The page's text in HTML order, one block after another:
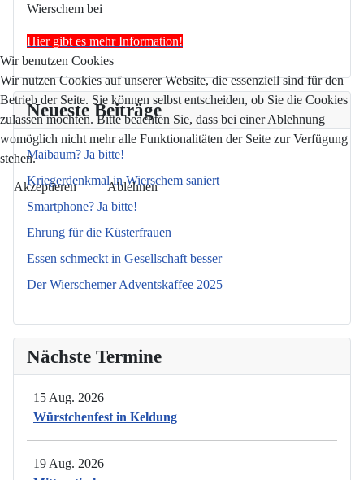
Wierschem bei
Hier gibt es mehr Information!
Neueste Beiträge
Maibaum? Ja bitte!
Kriegerdenkmal in Wierschem saniert
Smartphone? Ja bitte!
Ehrung für die Küsterfrauen
Essen schmeckt in Gesellschaft besser
Der Wierschemer Adventskaffee 2025
Nächste Termine
15 Aug. 2026
Würstchenfest in Keldung
19 Aug. 2026
Wir benutzen Cookies
Wir nutzen Cookies auf unserer Website, die essenziell sind für den
Betrieb der Seite. Sie können selbst entscheiden, ob Sie die Cookies
zulassen möchten. Bitte beachten Sie, dass bei einer Ablehnung
womöglich nicht mehr alle Funktionalitäten der Seite zur Verfügung
stehen.
Akzeptieren Ablehnen